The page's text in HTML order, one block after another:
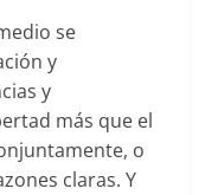
se
y
y
más que el
o
claras. Y